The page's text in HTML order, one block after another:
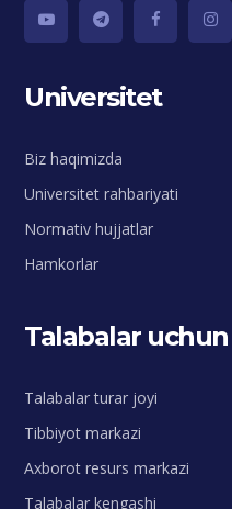
Universitet
Biz haqimizda
Universitet rahbariyati
Normativ hujjatlar
Hamkorlar
Talabalar uchun
Talabalar turar joyi
Tibbiyot markazi
Axborot resurs markazi
Talabalar kengashi